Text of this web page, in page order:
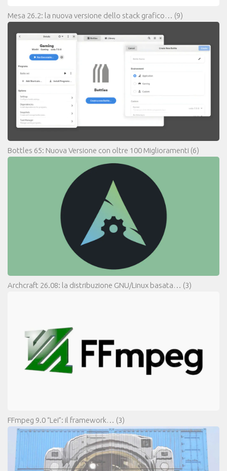
Mesa 26.2: la nuova versione dello stack grafico… (9)
Bottles 65: Nuova Versione con oltre 100 Miglioramenti (6)
Archcraft 26.08: la distribuzione GNU/Linux basata… (3)
FFmpeg 9.0 “Lei”: il framework… (3)